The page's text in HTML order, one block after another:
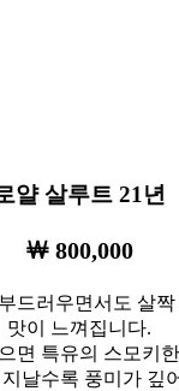
얄 살루트 21년
￦ 800,000
드러우면서도 살
맛이 느껴집니다.
면 특유의 스모키
날수록 풍미가 깊